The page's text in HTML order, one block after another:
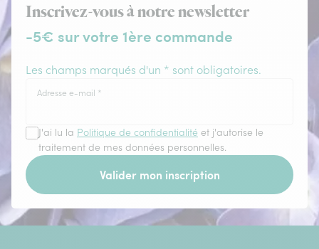
Inscrivez-vous à notre newsletter
-5€ sur votre 1ère commande
Les champs marqués d'un * sont obligatoires.
Adresse e-mail *
J'ai lu la Politique de confidentialité et j'autorise le
traitement de mes données personnelles.
Valider mon inscription